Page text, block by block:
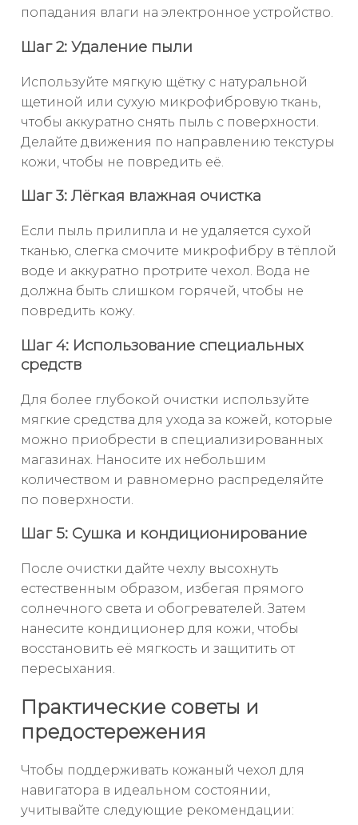
попадания влаги на электронное устройство.
Шаг 2: Удаление пыли
Используйте мягкую щётку с натуральной
щетиной или сухую микрофибровую ткань,
чтобы аккуратно снять пыль с поверхности.
Делайте движения по направлению текстуры
кожи, чтобы не повредить её.
Шаг 3: Лёгкая влажная очистка
Если пыль прилипла и не удаляется сухой
тканью, слегка смочите микрофибру в тёплой
воде и аккуратно протрите чехол. Вода не
должна быть слишком горячей, чтобы не
повредить кожу.
Шаг 4: Использование специальных
средств
Для более глубокой очистки используйте
мягкие средства для ухода за кожей, которые
можно приобрести в специализированных
магазинах. Наносите их небольшим
количеством и равномерно распределяйте
по поверхности.
Шаг 5: Сушка и кондиционирование
После очистки дайте чехлу высохнуть
естественным образом, избегая прямого
солнечного света и обогревателей. Затем
нанесите кондиционер для кожи, чтобы
восстановить её мягкость и защитить от
пересыхания.
Практические советы и
предостережения
Чтобы поддерживать кожаный чехол для
навигатора в идеальном состоянии,
учитывайте следующие рекомендации: